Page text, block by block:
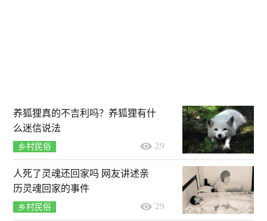
养狐狸真的不吉利吗？养狐狸有什
么迷信说法
乡村民俗 29
人死了灵魂还回家吗 网友讲述亲
历灵魂回家的事件
乡村民俗 29